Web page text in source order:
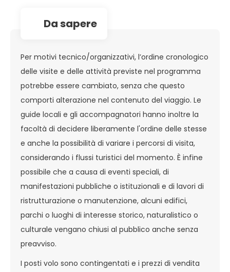
da sapere
Per motivi tecnico/organizzativi, l’ordine cronologico
delle visite e delle attività previste nel programma
potrebbe essere cambiato, senza che questo
comporti alterazione nel contenuto del viaggio. Le
guide locali e gli accompagnatori hanno inoltre la
facoltà di decidere liberamente l'ordine delle stesse
e anche la possibilità di variare i percorsi di visita,
considerando i flussi turistici del momento. È infine
possibile che a causa di eventi speciali, di
manifestazioni pubbliche o istituzionali e di lavori di
ristrutturazione o manutenzione, alcuni edifici,
parchi o luoghi di interesse storico, naturalistico o
culturale vengano chiusi al pubblico anche senza
preavviso.
I posti volo sono contingentati e i prezzi di vendita